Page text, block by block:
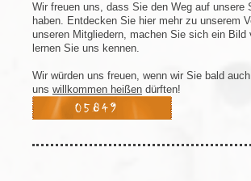
Wir freuen uns, dass Sie den Weg auf unsere
haben. Entdecken Sie hier mehr zu unserem
unseren Mitgliedern, machen Sie sich ein Bild
lernen Sie uns kennen.
Wir würden uns freuen, wenn wir Sie bald
unswillkommen heißen dürften!